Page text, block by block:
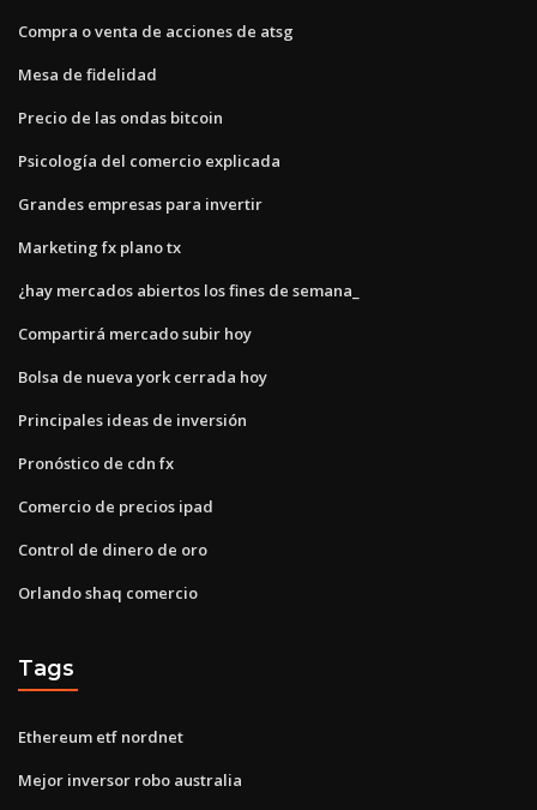
Compra o venta de acciones de atsg
Mesa de fidelidad
Precio de las ondas bitcoin
Psicología del comercio explicada
Grandes empresas para invertir
Marketing fx plano tx
¿hay mercados abiertos los fines de semana_
Compartirá mercado subir hoy
Bolsa de nueva york cerrada hoy
Principales ideas de inversión
Pronóstico de cdn fx
Comercio de precios ipad
Control de dinero de oro
Orlando shaq comercio
Tags
Ethereum etf nordnet
Mejor inversor robo australia